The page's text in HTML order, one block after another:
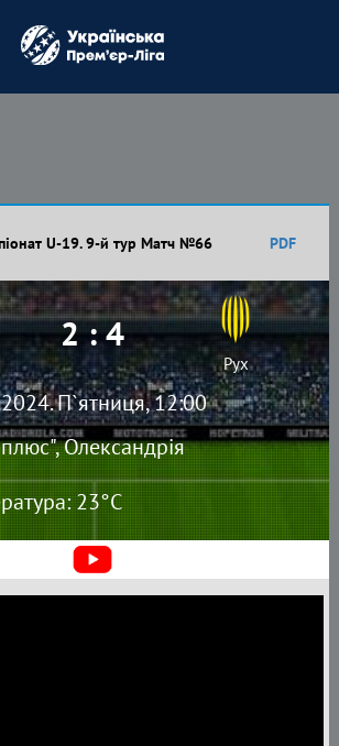
U-19. 9-й тур Матч №66 PDF
П`ятниця, 12:00
Олександрія
2 : 4
Рух
23°C